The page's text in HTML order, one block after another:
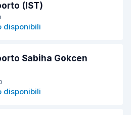
(IST)
disponibili
Sabiha Gokcen
disponibili